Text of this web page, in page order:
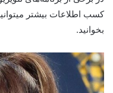
کسب اطلاعات بیشتر
بخوانید.